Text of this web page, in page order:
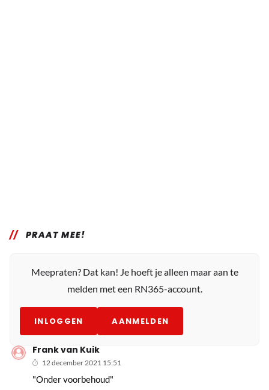
PRAAT MEE!
Meepraten? Dat kan! Je hoeft je alleen maar aan te
melden met een RN365-account.
INLOGGEN AANMELDEN
Frank van Kuik
12 december 2021 15:51
"Onder voorbehoud"